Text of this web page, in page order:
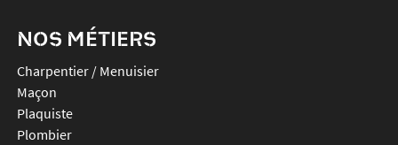
NOS MÉTIERS
Charpentier / Menuisier
Maçon
Plaquiste
Plombier